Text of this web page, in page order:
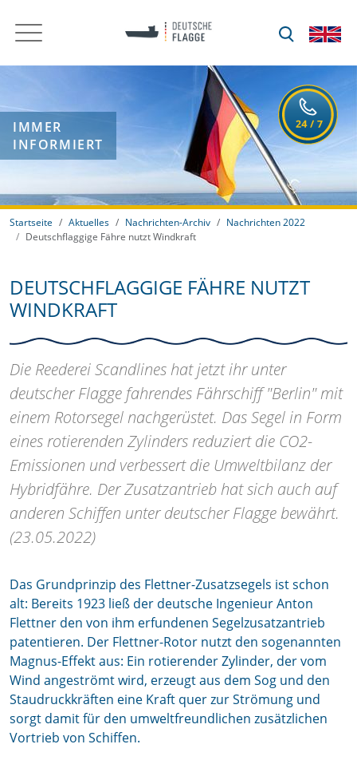
IMMER
INFORMIERT
Startseite Aktuelles Nachrichten-Archiv
Nachrichten 2022
Deutschflaggige Fähre nutzt Windkraft
DEUTSCHFLAGGIGE FÄHRE NUTZT
WINDKRAFT
Die Reederei Scandlines hat jetzt ihr unter
deutscher Flagge fahrendes Fährschiff "Berlin" mit
einem Rotorsegel nachgerüstet. Das Segel in Form
eines rotierenden Zylinders reduziert die CO2-
Emissionen und verbessert die Umweltbilanz der
Hybridfähre. Der Zusatzantrieb hat sich auch auf
anderen Schiffen unter deutscher Flagge bewährt.
(23.05.2022)
Das Grundprinzip des Flettner-Zusatzsegels ist schon
alt: Bereits 1923 ließ der deutsche Ingenieur Anton
Flettner den von ihm erfundenen Segelzusatzantrieb
patentieren. Der Flettner-Rotor nutzt den sogenannten
Magnus-Effekt aus: Ein rotierender Zylinder, der vom
Wind angeströmt wird, erzeugt aus dem Sog und den
Staudruckkräften eine Kraft quer zur Strömung und
sorgt damit für den umweltfreundlichen zusätzlichen
Vortrieb von Schiffen.